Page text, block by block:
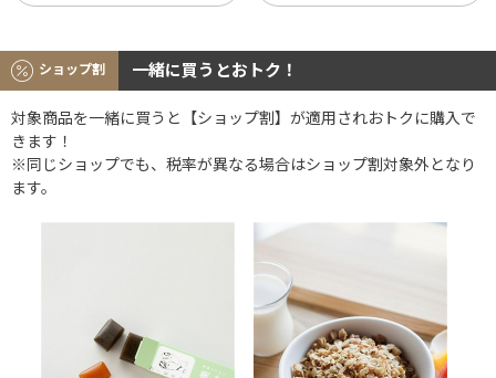
ショップ割 一緒に買うとおトク！
対象商品を一緒に買うと【ショップ割】が適用されおトクに購入で
きます！
※同じショップでも、税率が異なる場合はショップ割対象外となり
ます。